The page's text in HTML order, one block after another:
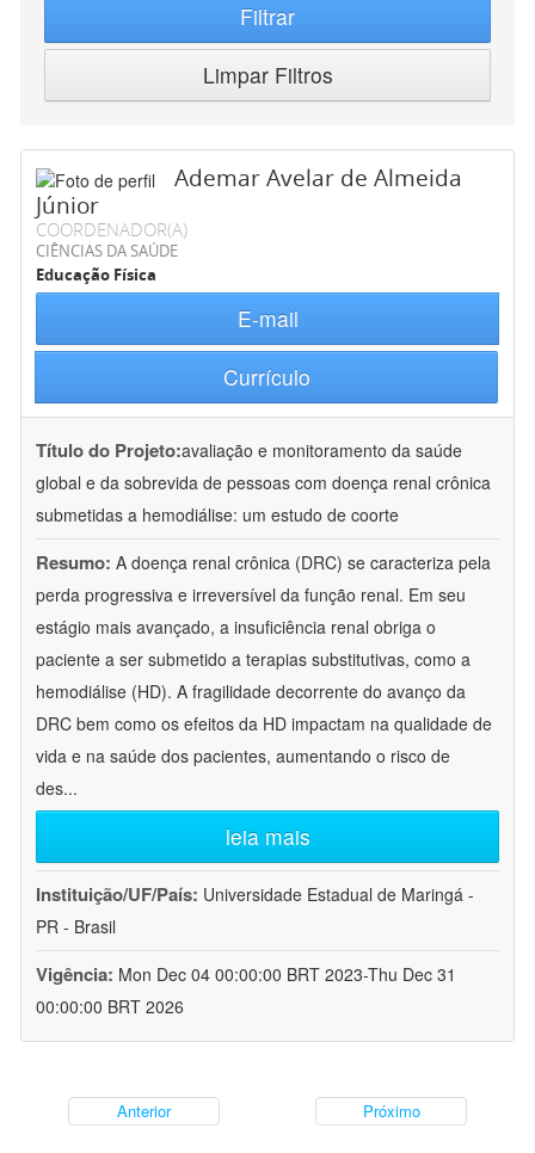
Filtrar
Limpar Filtros
Ademar Avelar de Almeida
Júnior
COORDENADOR(A)
CIÊNCIAS DA SAÚDE
Educação Física
E-mail
Currículo
Título do Projeto:avaliação e monitoramento da saúde
global e da sobrevida de pessoas com doença renal crônica
submetidas a hemodiálise: um estudo de coorte
Resumo: A doença renal crônica (DRC) se caracteriza pela
perda progressiva e irreversível da função renal. Em seu
estágio mais avançado, a insuficiência renal obriga o
paciente a ser submetido a terapias substitutivas, como a
hemodiálise (HD). A fragilidade decorrente do avanço da
DRC bem como os efeitos da HD impactam na qualidade de
vida e na saúde dos pacientes, aumentando o risco de
des...
leia mais
Instituição/UF/País: Universidade Estadual de Maringá -
PR - Brasil
Vigência: Mon Dec 04 00:00:00 BRT 2023-Thu Dec 31
00:00:00 BRT 2026
Anterior Próximo